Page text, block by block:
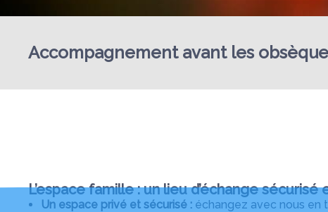
Accompagnement avant les
L’espace famille : un lieu d’échange
Un espace privé et sécurisé : échangez avec nous en